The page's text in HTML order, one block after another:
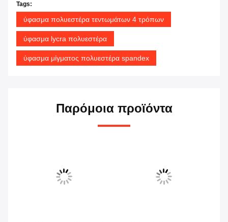
Tags:
ύφασμα πολυεστέρα τεντωμάτων 4 τρόπων
ύφασμα lycra πολυεστέρα
ύφασμα μίγματος πολυεστέρα spandex
Παρόμοια προϊόντα